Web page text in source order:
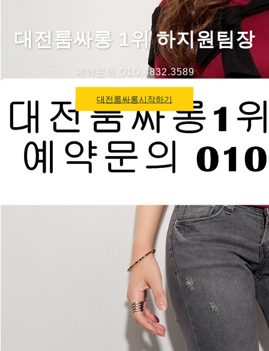
대전룸싸롱 1위 하지원팀장
예약문의 O1O.4832.3589
대전룸싸롱시작하기